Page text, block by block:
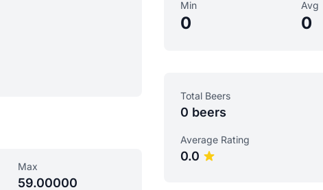
Max
59.00000
Min
0
Avg
0
Total Beers
0 beers
Average Rating
0.0